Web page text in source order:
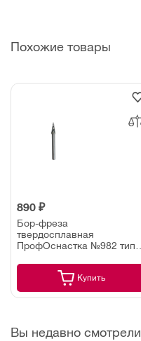
Похожие товары
890 ₽
Бор-фреза
твердосплавная
ПрофОснастка №982 тип
мм (по алюминию)
Купить
Вы недавно смотрели